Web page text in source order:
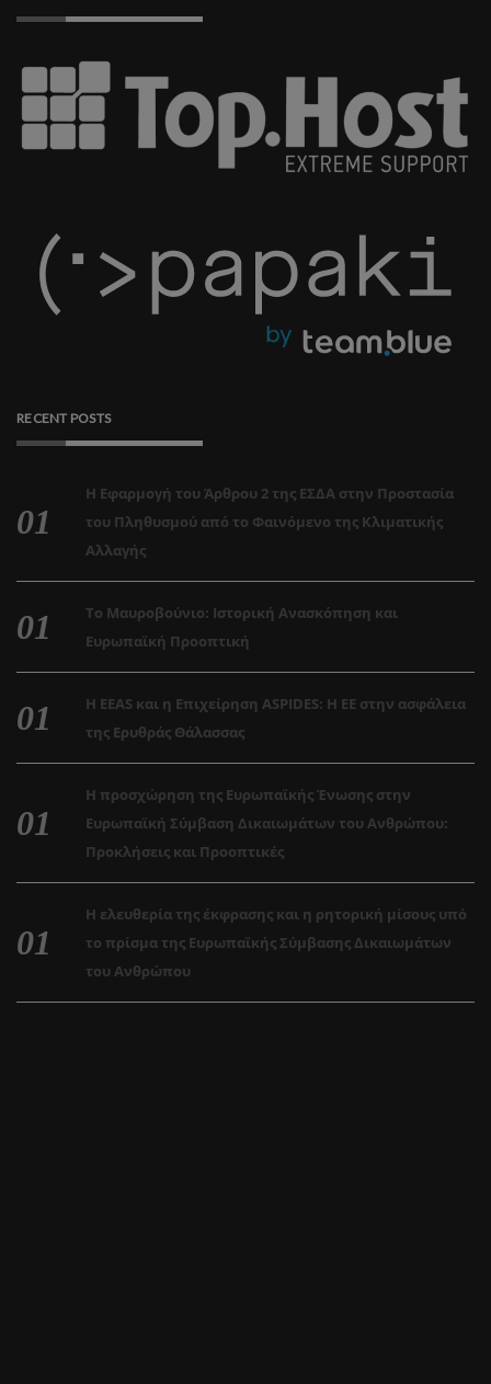
RECENT POSTS
Η Εφαρμογή του Άρθρου 2 της ΕΣΔΑ στην Προστασία
του Πληθυσμού από το Φαινόμενο της Κλιματικής
Αλλαγής
Το Μαυροβούνιο: Ιστορική Ανασκόπηση και
Ευρωπαϊκή Προοπτική
Η EEAS και η Επιχείρηση ASPIDES: Η ΕΕ στην ασφάλεια
της Ερυθράς Θάλασσας
Η προσχώρηση της Ευρωπαϊκής Ένωσης στην
Ευρωπαϊκή Σύμβαση Δικαιωμάτων του Ανθρώπου:
Προκλήσεις και Προοπτικές
Η ελευθερία της έκφρασης και η ρητορική μίσους υπό
το πρίσμα της Ευρωπαϊκής Σύμβασης Δικαιωμάτων
του Ανθρώπου